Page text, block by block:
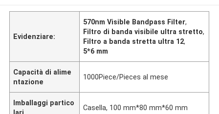
Evidenziare:
570nm Visible Bandpass Filter,
Filtro di banda visibile ultra stretto,
Filtro a banda stretta ultra 12,
5*6 mm
Capacità di alime
ntazione
1000Piece/Pieces al mese
Imballaggi partico
lari
Casella, 100 mm*80 mm*60 mm